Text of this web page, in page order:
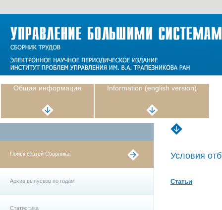
Общая информация Information (english version)
Поиск статей Сборника
Архив выпусков по годам
Статистика
Условия
Статьи